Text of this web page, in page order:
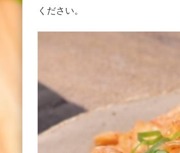
ください。